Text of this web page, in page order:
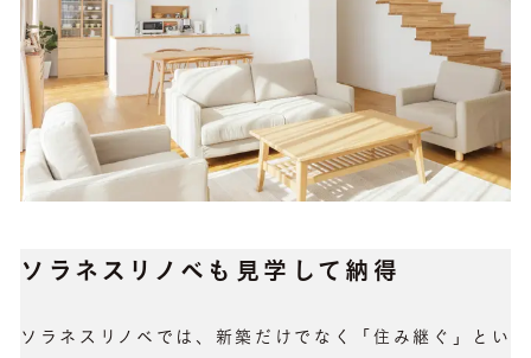
ソラネスリノベも見学して納得
ソラネスリノベでは、新築だけでなく「住み継ぐ」とい